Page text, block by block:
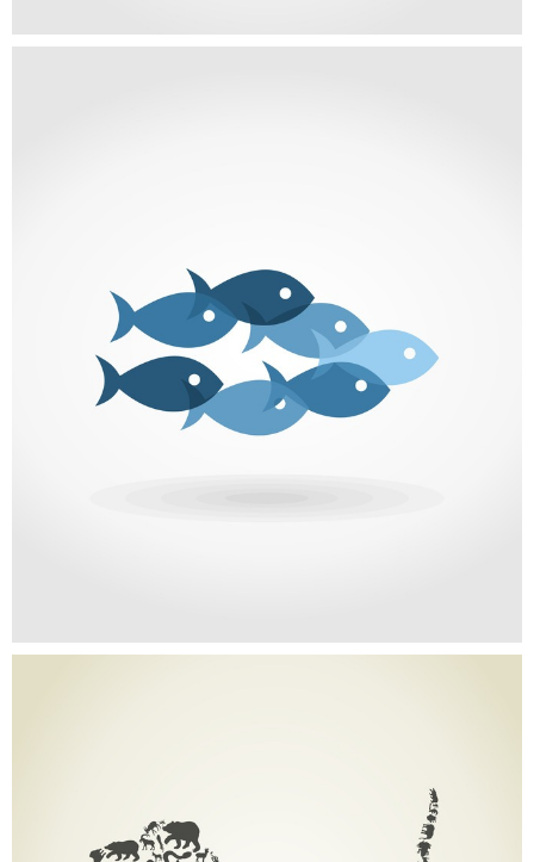
PORTFOLIO CATEGORY
Self-Hosted HTML5 Video